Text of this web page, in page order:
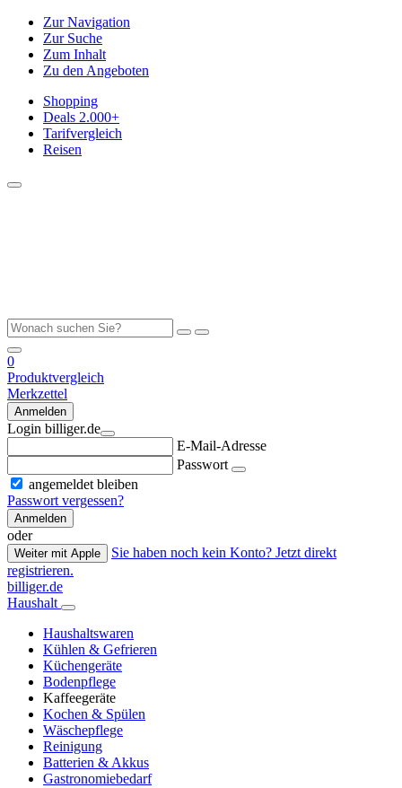
Zur Navigation
Zur Suche
Zum Inhalt
Zu den Angeboten
Shopping
Deals 2.000+
Tarifvergleich
Reisen
0
Produktvergleich
Merkzettel
Anmelden
Login billiger.de
E-Mail-Adresse
Passwort
angemeldet bleiben
Passwort vergessen?
Anmelden
oder
Weiter mit Apple
Sie haben noch kein Konto? Jetzt direkt
registrieren.
billiger.de
Haushalt
Haushaltswaren
Kühlen & Gefrieren
Küchengeräte
Bodenpflege
Kaffeegeräte
Kochen & Spülen
Wäschepflege
Reinigung
Batterien & Akkus
Gastronomiebedarf